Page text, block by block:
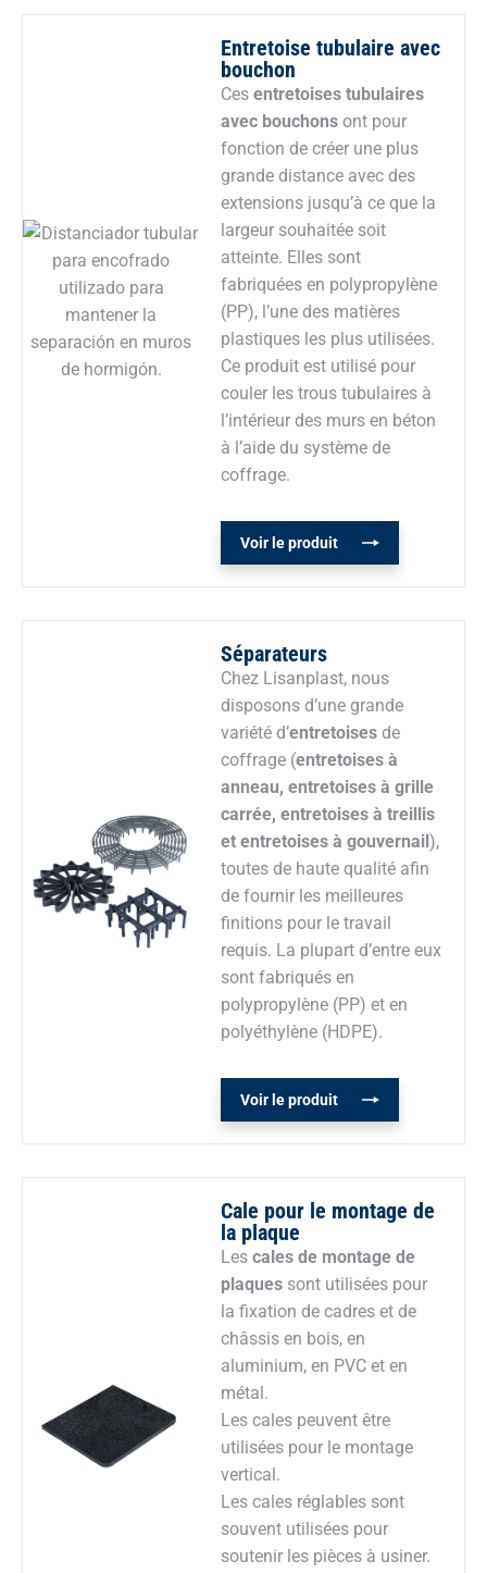
Entretoise tubulaire avec
bouchon
Cesentretoises tubulaires
avec bouchons ont pour
fonction de créer une plus
grande distance avec des
extensions jusqu’à ce que la
largeur souhaitée soit
atteinte. Elles sont
fabriquées en polypropylène
(PP), l’une des matières
plastiques les plus utilisées.
Ce produit est utilisé pour
couler les trous tubulaires à
l’intérieur des murs en béton
à l’aide du système de
coffrage.
Voir le produit
Séparateurs
Chez Lisanplast, nous
disposons d’une grande
variété d’entretoises de
coffrage (entretoises à
anneau, entretoises à grille
carrée, entretoises à treillis
et entretoises à gouvernail),
toutes de haute qualité afin
de fournir les meilleures
finitions pour le travail
requis. La plupart d’entre eux
sont fabriqués en
polypropylène (PP) et en
polyéthylène (HDPE).
Voir le produit
Cale pour le montage de
la plaque
Lescales de montage de
plaques sont utilisées pour
la fixation de cadres et de
châssis en bois, en
aluminium, en PVC et en
métal.
Les cales peuvent être
utilisées pour le montage
vertical.
Les cales réglables sont
souvent utilisées pour
soutenir les pièces à usiner.